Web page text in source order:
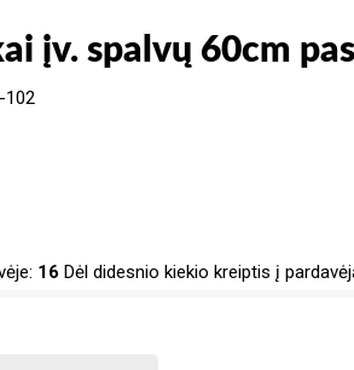
įv. spalvų 60cm
102
16 Dėl didesnio kiekio kreiptis į